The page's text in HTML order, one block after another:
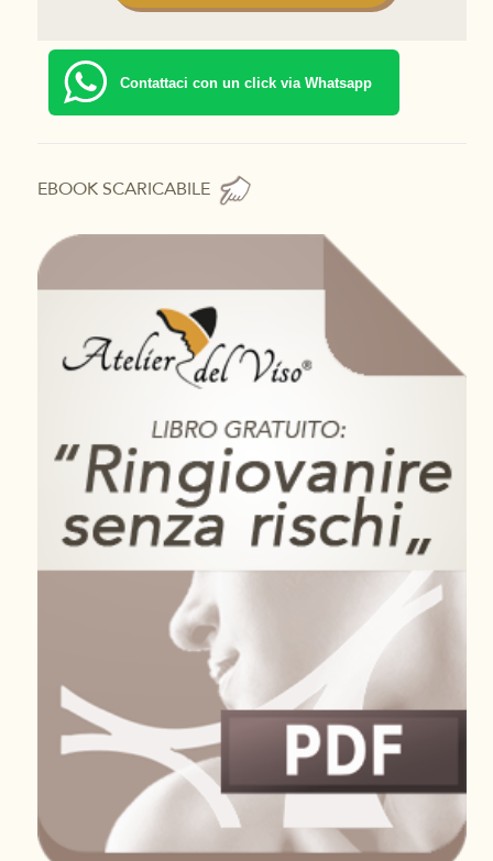
Contattaci con un click via Whatsapp
EBOOK SCARICABILE